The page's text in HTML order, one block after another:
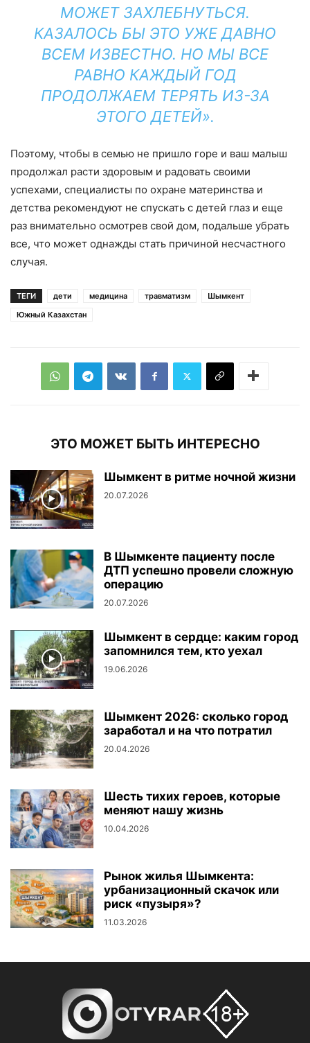
МОЖЕТ ЗАХЛЕБНУТЬСЯ.
КАЗАЛОСЬ БЫ ЭТО УЖЕ ДАВНО
ВСЕМ ИЗВЕСТНО. НО МЫ ВСЕ
РАВНО КАЖДЫЙ ГОД
ПРОДОЛЖАЕМ ТЕРЯТЬ ИЗ-ЗА
ЭТОГО ДЕТЕЙ».
Поэтому, чтобы в семью не пришло горе и ваш малыш
продолжал расти здоровым и радовать своими
успехами, специалисты по охране материнства и
детства рекомендуют не спускать с детей глаз и еще
раз внимательно осмотрев свой дом, подальше убрать
все, что может однажды стать причиной несчастного
случая.
ТЕГИ дети медицина травматизм
Шымкент
Южный Казахстан
ЭТО МОЖЕТ БЫТЬ ИНТЕРЕСНО
Шымкент в ритме ночной жизни
20.07.2026
В Шымкенте пациенту после
ДТП успешно провели сложную
операцию
20.07.2026
Шымкент в сердце: каким город
запомнился тем, кто уехал
19.06.2026
Шымкент 2026: сколько город
заработал и на что потратил
20.04.2026
Шесть тихих героев, которые
меняют нашу жизнь
10.04.2026
Рынок жилья Шымкента:
урбанизационный скачок или
риск «пузыря»?
11.03.2026